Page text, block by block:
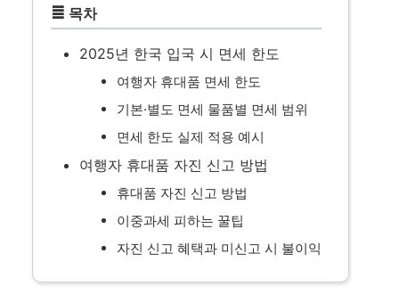
≣ 목차
2025년 한국 입국 시 면세 한도
여행자 휴대품 면세 한도
기본·별도 면세 물품별 면세 범위
면세 한도 실제 적용 예시
여행자 휴대품 자진 신고 방법
휴대품 자진 신고 방법
이중과세 피하는 꿀팁
자진 신고 혜택과 미신고 시 불이익